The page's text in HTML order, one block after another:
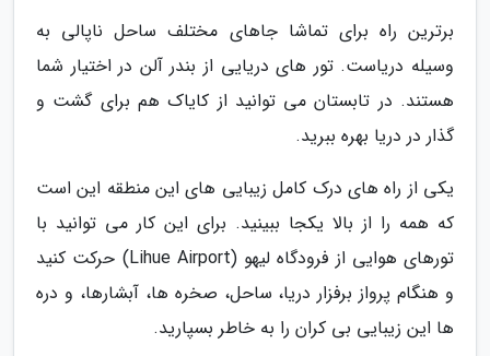
برترین راه برای تماشا جاهای مختلف ساحل ناپالی به
وسیله دریاست. تور های دریایی از بندر آلن در اختیار شما
هستند. در تابستان می توانید از کایاک هم برای گشت و
گذار در دریا بهره ببرید.
یکی از راه های درک کامل زیبایی های این منطقه این است
که همه را از بالا یکجا ببینید. برای این کار می توانید با
تورهای هوایی از فرودگاه لیهو (Lihue Airport) حرکت کنید
و هنگام پرواز برفزار دریا، ساحل، صخره ها، آبشارها، و دره
ها این زیبایی بی کران را به خاطر بسپارید.